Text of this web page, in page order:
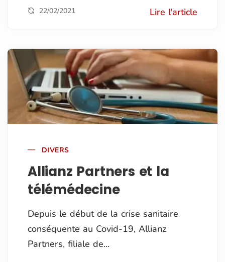
22/02/2021 Lire l'article
DIVERS
Allianz Partners et la
télémédecine
Depuis le début de la crise sanitaire
conséquente au Covid-19, Allianz
Partners, filiale de...